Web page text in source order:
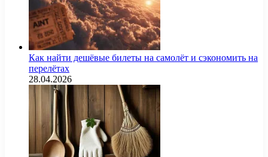
Как найти дешёвые билеты на самолёт и сэкономить на
перелётах
28.04.2026